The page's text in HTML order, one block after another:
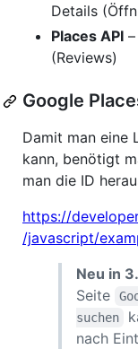
Details
Places API
(Reviews)
Google
Damit man eine
kann, benötigt
man die ID
https://
/javascript/
Neu in
Seite
suchen
nach